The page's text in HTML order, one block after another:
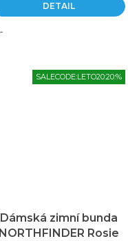
DETAIL
SALECODE:LETO20:20:%
Dámská zimní bunda
NORTHFINDER Rosie